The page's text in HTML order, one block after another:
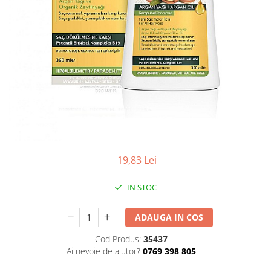
Produse Dezinfectante-
Antibacteriene
Produse de uz casnic
Servetele Umede Multisuprfete
Ingrijirea corpului
19,83 Lei
IN STOC
ADAUGA IN COS
Cod Produs: 35437
Ai nevoie de ajutor? 0769 398 805